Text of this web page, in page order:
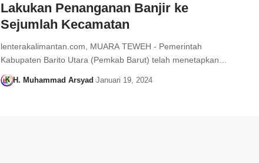
Lakukan Penanganan Banjir ke
Sejumlah Kecamatan
lenterakalimantan.com, MUARA TEWEH - Pemerintah
Kabupaten Barito Utara (Pemkab Barut) telah menetapkan…
H. Muhammad Arsyad Januari 19, 2024